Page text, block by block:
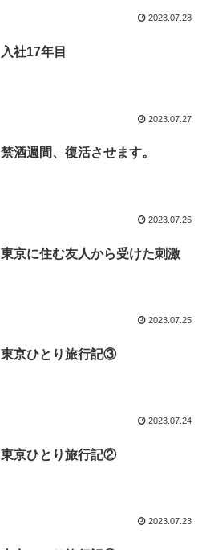
2023.07.28
入社17年目
2023.07.27
禁酒週間、復活させます。
2023.07.26
東京に住む友人から受けた刺激
2023.07.25
東京ひとり旅行記③
2023.07.24
東京ひとり旅行記②
2023.07.23